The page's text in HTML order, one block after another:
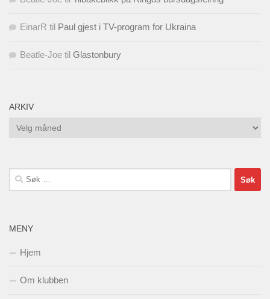
EinarR til Paul gjest i TV-program for Ukraina
Beatle-Joe til Glastonbury
ARKIV
Arkiv
Søk
etter:
MENY
Hjem
Om klubben